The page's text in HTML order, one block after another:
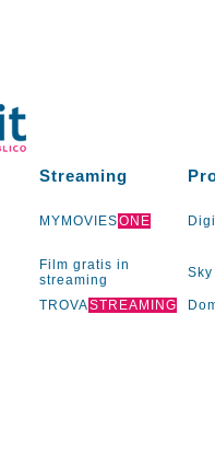
Streaming
MYMOVIESONE
Film gratis in
streaming
Sky
TROVASTREAMING